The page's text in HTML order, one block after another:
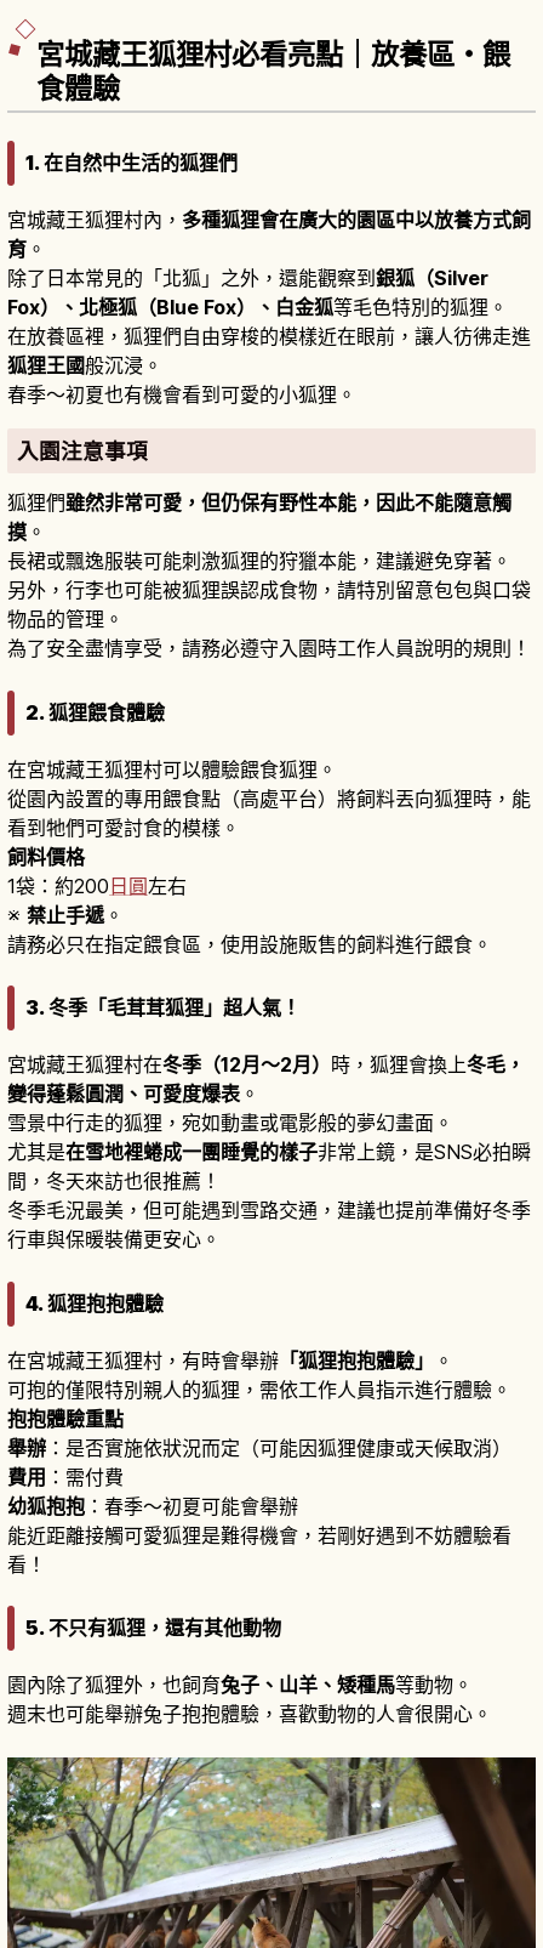
宮城藏王狐狸村必看亮點｜放養區・餵
食體驗
1. 在自然中生活的狐狸們
宮城藏王狐狸村內， 多種狐狸會在廣大的園區中以放養方式飼
育 。
除了日本常見的「北狐」之外，還能觀察到銀狐（Silver
Fox）、北極狐（Blue Fox）、白金狐等毛色特別的狐狸。
在放養區裡，狐狸們自由穿梭的模樣近在眼前，讓人彷彿走進
狐狸王國般沉浸。
春季〜初夏也有機會看到可愛的小狐狸。
入園注意事項
狐狸們雖然非常可愛，但仍保有野性本能，因此不能隨意觸
摸 。
長裙或飄逸服裝可能刺激狐狸的狩獵本能，建議避免穿著。
另外，行李也可能被狐狸誤認成食物，請特別留意包包與口袋
物品的管理。
為了安全盡情享受，請務必遵守入園時工作人員說明的規則！
2. 狐狸餵食體驗
在宮城藏王狐狸村可以體驗餵食狐狸。
從園內設置的專用餵食點（高處平台）將飼料丟向狐狸時，能
看到牠們可愛討食的模樣。
飼料價格
1袋：約200日圓左右
※ 禁止手遞 。
請務必只在指定餵食區，使用設施販售的飼料進行餵食。
3. 冬季「毛茸茸狐狸」超人氣！
宮城藏王狐狸村在冬季（12月〜2月） 時，狐狸會換上冬毛，
變得蓬鬆圓潤、可愛度爆表。
雪景中行走的狐狸，宛如動畫或電影般的夢幻畫面。
尤其是在雪地裡蜷成一團睡覺的樣子非常上鏡，是SNS必拍瞬
間，冬天來訪也很推薦！
冬季毛況最美，但可能遇到雪路交通，建議也提前準備好冬季
行車與保暖裝備更安心。
4. 狐狸抱抱體驗
在宮城藏王狐狸村，有時會舉辦 「狐狸抱抱體驗」
。
可抱的僅限特別親人的狐狸，需依工作人員指示進行體驗。
抱抱體驗重點
舉辦 ：是否實施依狀況而定（可能因狐狸健康或天候取消）
費用 ：需付費
幼狐抱抱 ：春季〜初夏可能會舉辦
能近距離接觸可愛狐狸是難得機會，若剛好遇到不妨體驗看
看！
5. 不只有狐狸，還有其他動物
園內除了狐狸外，也飼育兔子、山羊、矮種馬等動物。
週末也可能舉辦兔子抱抱體驗，喜歡動物的人會很開心。